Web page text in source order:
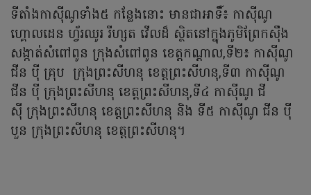
ទីតាំងកាស៊ីណូទាំង៥ កន្លែងនោះ មានជាអាទិ៍៖ កាស៊ីណូ
ហ្គោលដេន ហ្វ័រឈូរ រីហ្សត វើលដ៏ ស្ថិតនៅក្នុងភូមិព្រែកស៊ឹង
សង្កាត់សំពៅពូន ក្រុងសំពៅពូន ខេត្តកណ្តាល,ទី២៖ កាស៊ីណូ
ជីន ប៉ី គ្រុប ក្រុងព្រះសីហនុ ខេត្តព្រះសីហនុ,ទី៣ កាស៊ីណូ
ជីន ប៉ី ក្រុងព្រះសីហនុ ខេត្តព្រះសីហនុ,ទី៤ កាស៊ីណូ ជី
ស៊ី ក្រុងព្រះសីហនុ ខេត្តព្រះសីហនុ និង ទី៥ កាស៊ីណូ ជីន ប៉ី
បួន ក្រុងព្រះសីហនុ ខេត្តព្រះសីហនុ។